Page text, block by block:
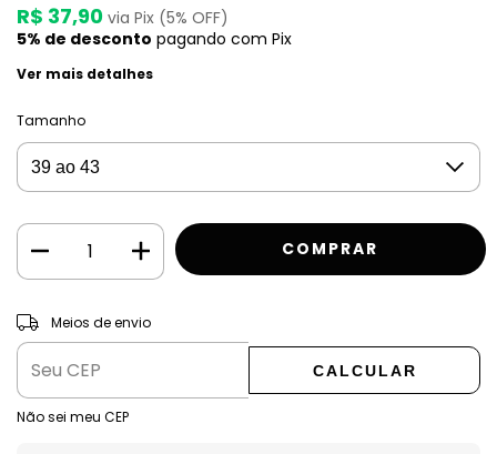
R$ 37,90 via Pix (5% OFF)
5% de desconto pagando com Pix
Ver mais detalhes
Tamanho
Entregas para o CEP:
Meios de envio
CALCULAR
Não sei meu CEP